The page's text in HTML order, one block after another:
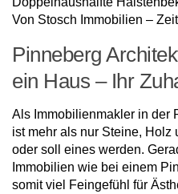
Von Stosch Immobilien –
Pinneberg
ein Haus – Ihr
Als Immobilienmakler in der
ist mehr als nur Steine, Holz
oder soll eines werden.
Immobilien wie bei einem
somit viel Feingefühl für